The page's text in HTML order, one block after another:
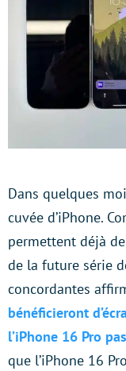
Dans quelques
cuvée d’iPhone.
permettent déjà
de la future série
concordantes
bénéficieront
l’iPhone 16 Pro
que l’iPhone 16